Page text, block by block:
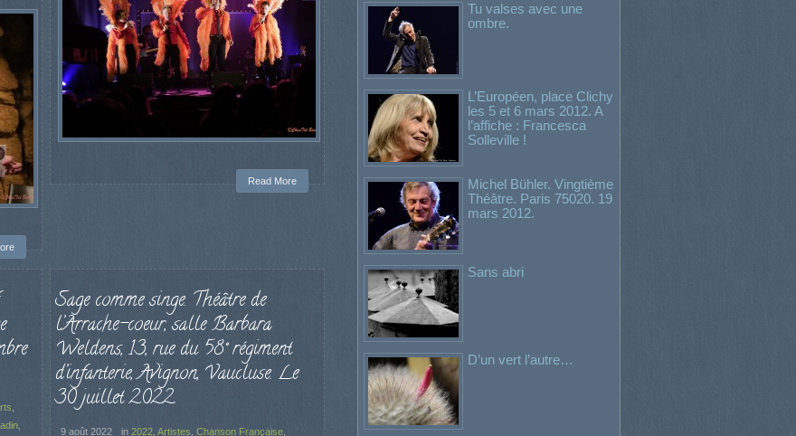
Read More
Sage comme singe. Théâtre de
l’Arrache-coeur, salle Barbara
Weldens, 13, rue du 58° régiment
d’infanterie, Avignon, Vaucluse. Le
30 juillet 2022.
9 août 2022 in 2022, Artistes Chanson Française,
Tu valses avec une
ombre.
L’Européen, place Clichy
les 5 et 6 mars 2012. A
l’affiche : Francesca
Solleville !
Michel Bühler. Vingtième
Théâtre. Paris 75020. 19
mars 2012.
Sans abri
D’un vert l’autre…